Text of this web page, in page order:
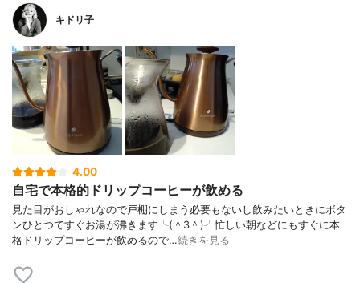
キドリ子
4.00
自宅で本格的ドリップコーヒーが飲める
見た目がおしゃれなので戸棚にしまう必要もないし飲みたいときにボタ
ンひとつですぐお湯が沸きます╰(＾3＾)╯忙しい朝などにもすぐに本
格ドリップコーヒーが飲めるので…続きを見る